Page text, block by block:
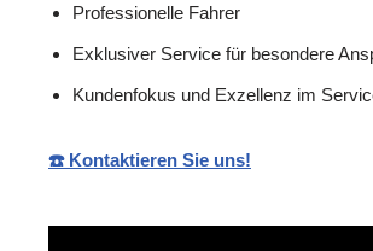
Professionelle Fahrer
Exklusiver Service für besondere
Kundenfokus und Exzellenz im
☎️ Kontaktieren Sie uns!